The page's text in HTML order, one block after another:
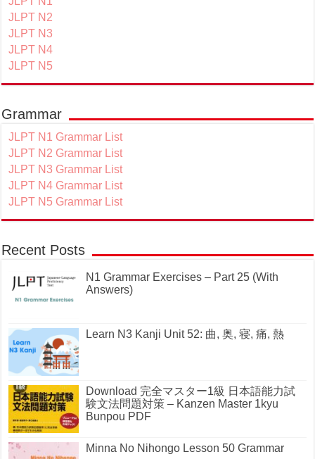
JLPT N2
JLPT N3
JLPT N4
JLPT N5
Grammar
JLPT N1 Grammar List
JLPT N2 Grammar List
JLPT N3 Grammar List
JLPT N4 Grammar List
JLPT N5 Grammar List
Recent Posts
N1 Grammar Exercises – Part 25 (With
Answers)
Learn N3 Kanji Unit 52: 曲, 奥, 寝, 痛, 熱
Download 完全マスター1級 日本語能力試
験文法問題対策 – Kanzen Master 1kyu
Bunpou PDF
Minna No Nihongo Lesson 50 Grammar